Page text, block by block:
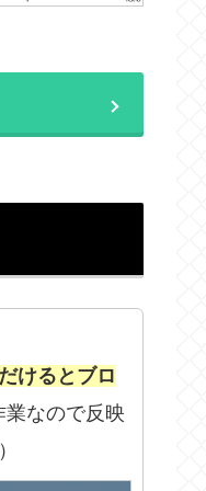
けるとブロ
業なので反映